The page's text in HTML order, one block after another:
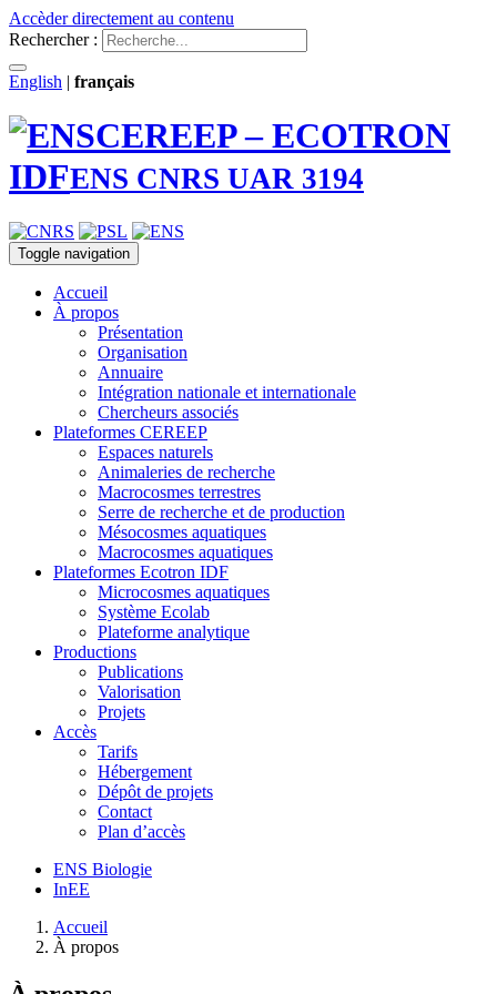
Accèder directement au contenu
Rechercher :
English | français
CEREEP – ECOTRON
IDFENS CNRS UAR 3194
Toggle navigation
Accueil
À propos
Présentation
Organisation
Annuaire
Intégration nationale et internationale
Chercheurs associés
Plateformes CEREEP
Espaces naturels
Animaleries de recherche
Macrocosmes terrestres
Serre de recherche et de production
Mésocosmes aquatiques
Macrocosmes aquatiques
Plateformes Ecotron IDF
Microcosmes aquatiques
Système Ecolab
Plateforme analytique
Productions
Publications
Valorisation
Projets
Accès
Tarifs
Hébergement
Dépôt de projets
Contact
Plan d’accès
ENS Biologie
InEE
Accueil
À propos